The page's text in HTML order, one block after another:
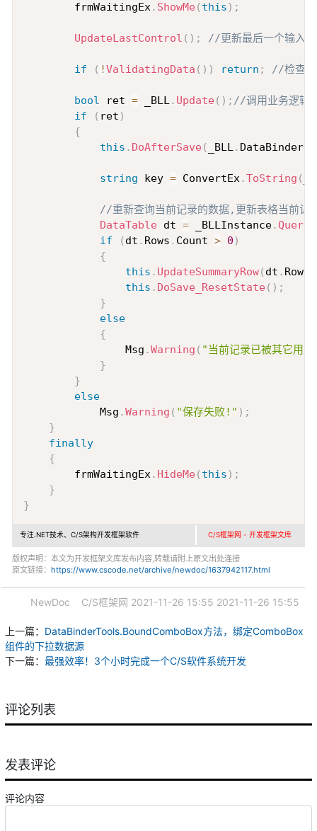
        frmWaitingEx
. ShowMe( this ) ;
UpdateLastControl ( ) ; //更新最后一个输入
if ( !ValidatingData ( ) ) return ; //检查输
bool ret = _BLL. Update( ) ; //调用业务逻辑
if
( ret )
{
this . DoAfterSave( _BLL. DataBinder
string key = ConvertEx.ToString (
//重新查询当前记录的数据,更新表格当前记
DataTable dt = _BLLInstance. Query
if
( dt . Rows . Count > 0 )
{
this . UpdateSummaryRow( dt . Rows
this . DoSave_ResetState( ) ;
}
else
{
                Msg
.Warning ( "当前记录已被其它
}
}
else
            Msg
.Warning ( "保存失败!" ) ;
}
finally
{
        frmWaitingEx
. HideMe( this ) ;
}
}
专注.NET技术、C/S架构开发框架软件 C/S框架网 - 开发框架文库
版权声明：本文为开发框架文库发布内容,转载请附上原文出处连接
原文链接： https://www.cscode.net/archive/newdoc/1637942117.html
NewDoc C/S框架网 2021-11-26 15:55 2021-11-26 15:55
上一篇： DataBinderTools.BoundComboBox方法，绑定ComboBox
组件的下拉数据源
下一篇： 最强效率！3个小时完成一个C/S软件系统开发
评论列表
发表评论
评论内容